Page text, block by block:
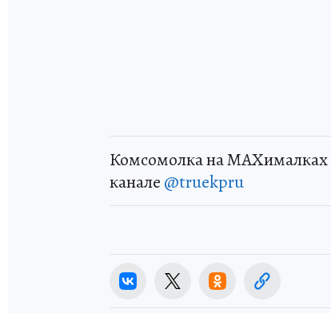
Комсомолка на
канале @truekpru